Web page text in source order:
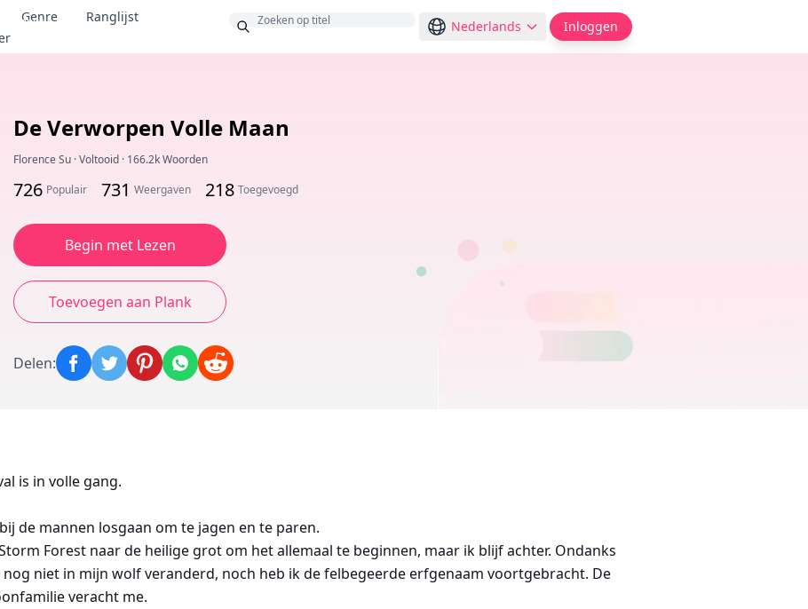
Genre
Ranglijst
Bonus Nederlands Inloggen
De Verworpen Volle Maan
Florence Su ·Voltooid · 166.2k Woorden
726 Populair 731 Weergaven 218 Toegevoegd
Begin met Lezen
Toevoegen aan Plank
Delen:
is in volle gang.
de mannen losgaan om te jagen en te paren.
Forest naar de heilige grot om het allemaal te beginnen, maar ik blijf achter. Ondanks
niet in mijn wolf veranderd, noch heb ik de felbegeerde erfgenaam voortgebracht. De
veracht me.